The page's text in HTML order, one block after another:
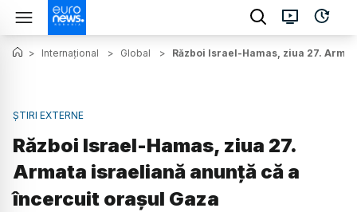
> Internațional > Global > Război Israel-Hamas, ziua 27.
ȘTIRI EXTERNE
Război Israel-Hamas, ziua 27.
Armata israeliană anunță că a
încercuit orașul Gaza